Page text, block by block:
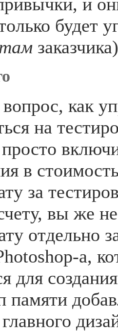
будет
как
на
в
за
вы же
отдельно
а,
для
памяти